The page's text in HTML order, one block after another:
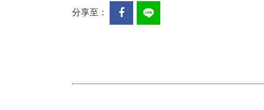
分享至：